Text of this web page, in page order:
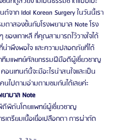
จาก Idol Korean Surgery ในวันนี้เรา
าสองชั้นกับโรงพยาบาล Note โรง
องเกาหลี ที่คุณสามารถไว้วางใจได้
น่าพึงพอใจ และความปลอดภัยที่ได้
ทีมแพทย์ศัลยกรรมฝีมือดีผู้เชี่ยวชาญ
นเทนต์นี้จะมีอะไรน่าสนใจและเป็น
นไปตามอ่ามตามชมกันได้เลยค่ะ
าบาล Note
ถีพิถันโดยแพทย์ผู้เชี่ยวชาญ
ตรียมเนื้อเยื่อเปลือกตา การผ่าตัด